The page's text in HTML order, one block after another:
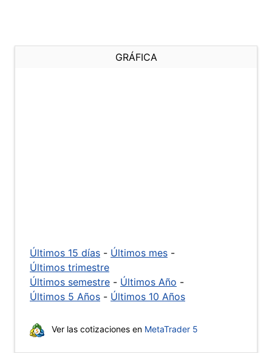
GRÁFICA
Últimos 15 días - Últimos mes -
Últimos trimestre
Últimos semestre - Últimos Año -
Últimos 5 Años - Últimos 10 Años
Ver las cotizaciones en MetaTrader 5